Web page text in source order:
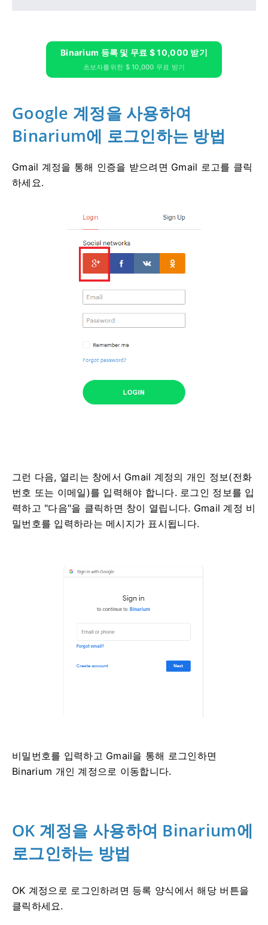
Binarium 등록 및 무료 $ 10,000 받기
초보자를위한 $ 10,000 무료 받기
Google 계정을 사용하여
Binarium에 로그인하는 방법
Gmail 계정을 통해 인증을 받으려면 Gmail 로고를 클릭
하세요.
그런 다음, 열리는 창에서 Gmail 계정의 개인 정보(전화
번호 또는 이메일)를 입력해야 합니다. 로그인 정보를 입
력하고 "다음"을 클릭하면 창이 열립니다. Gmail 계정 비
밀번호를 입력하라는 메시지가 표시됩니다.
비밀번호를 입력하고 Gmail을 통해 로그인하면
Binarium 개인 계정으로 이동합니다.
OK 계정을 사용하여 Binarium에
로그인하는 방법
OK 계정으로 로그인하려면 등록 양식에서 해당 버튼을
클릭하세요.